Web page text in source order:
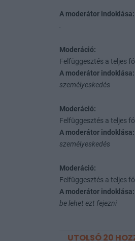
A moderátor indoklása:
.
Moderáció:
Felfüggesztés a teljes
A moderátor indoklása:
személyeskedés
Moderáció:
Felfüggesztés a teljes
A moderátor indoklása:
személyeskedés
Moderáció:
Felfüggesztés a teljes
A moderátor indoklása:
be lehet ezt fejezni
UTOLSÓ 20